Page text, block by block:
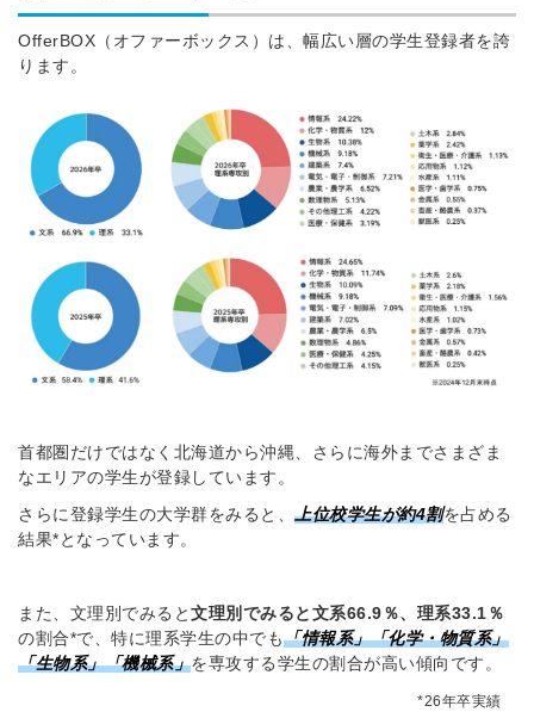
OfferBOX（オファーボックス）は、幅広い層の学生登録者を誇
ります。
首都圏だけではなく北海道から沖縄、さらに海外までさまざま
なエリアの学生が登録しています。
さらに登録学生の大学群をみると、 上位校学生が約4割を占める
結果*となっています。
また、文理別でみると文理別でみると文系66.9％、理系33.1％
の割合*で、特に理系学生の中でも「情報系」「化学・物質系」
「生物系」「機械系」を専攻する学生の割合が高い傾向です。
*26年卒実績